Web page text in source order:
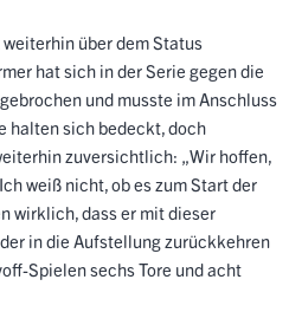
über dem Status
hat sich in der Serie gegen die
und musste im Anschluss
halten sich bedeckt, doch
zuversichtlich: „Wir hoffen,
weiß nicht, ob es zum Start der
wirklich, dass er mit dieser
in die Aufstellung zurückkehren
Spielen sechs Tore und acht